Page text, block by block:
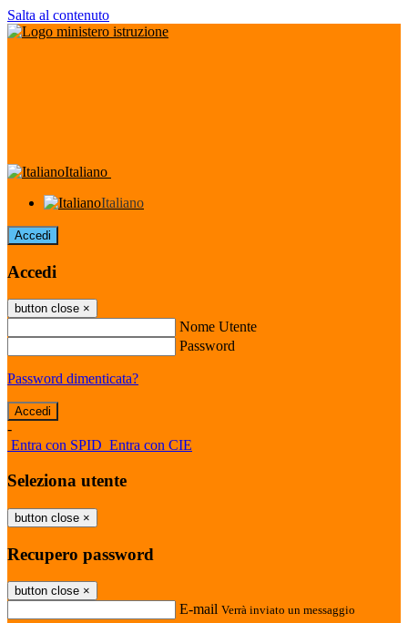
Salta al contenuto
Italiano
Italiano
Accedi
Accedi
button close ×
Nome Utente
Password
Password dimenticata?
-
Entra con SPID Entra con CIE
Seleziona utente
button close ×
Recupero password
button close ×
E-mail Verrà inviato un messaggio